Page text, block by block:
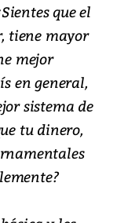
que el
tiene mayor
mejor
en general,
sistema de
tu dinero,